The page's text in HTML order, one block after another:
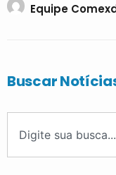
Equipe
Buscar